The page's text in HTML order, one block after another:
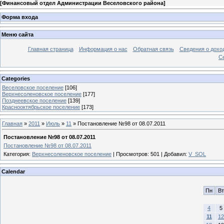
[Финансовый отдел Администрации Веселовского района]
Форма входа
Меню сайта
Главная страница Информация о нас Обратная связь
Сведения о
Categories
Веселовское поселение [106]
Верхнесоленовское поселение [177]
Позднеевское поселение [139]
Краснооктябрьское поселение [173]
Главная » 2011 » Июль » 11 » Постановление №98 от 08.07.2011
Постановление №98 от 08.07.2011
Постановление №98 от 08.07.2011
Категория: Верхнесоленовское поселение Просмотров: 501 | Добавил: V_SOL
Calendar
Пн Вт
4
5
11
12